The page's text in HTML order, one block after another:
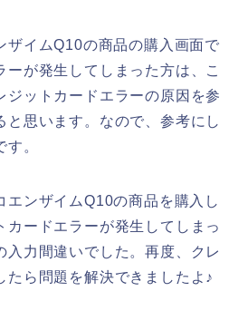
ザイムQ10の商品の購入画面で
ーが発生してしまった方は、こ
ジットカードエラーの原因を参
と思います。なので、参考にし
。
エンザイムQ10の商品を購入し
カードエラーが発生してしまっ
入力間違いでした。再度、クレ
たら問題を解決できましたよ♪